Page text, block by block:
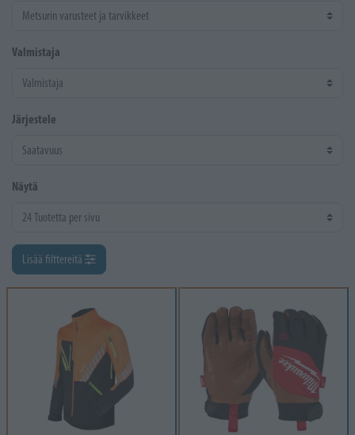
Valmistaja
Järjestele
Näytä
Lisää filttereitä